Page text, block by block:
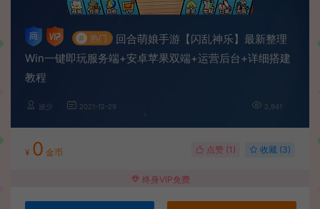
# 热门
回合萌娘手游【闪乱神乐】最新整理
Win一键即玩服务端+安卓苹果双端+运营后台+详细搭建
教程
波少 2021-12-29 2,941
¥ 0 金币 点赞 (1 ) 收藏 (3)
终身VIP免费